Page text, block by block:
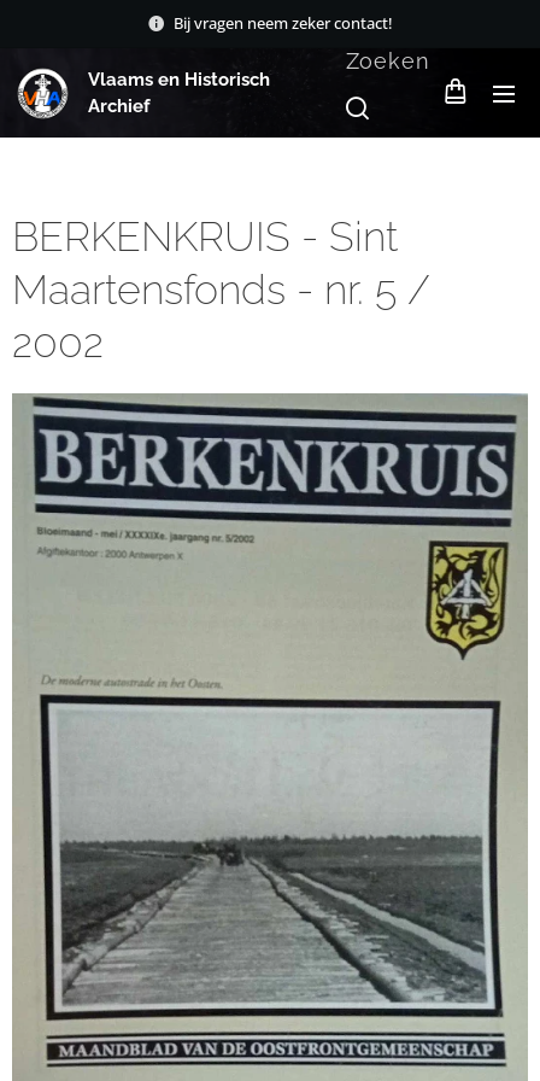
Bij vragen neem zeker contact!
Vlaams en Historisch
Archief
Zoeken
BERKENKRUIS - Sint
Maartensfonds - nr. 5 /
2002